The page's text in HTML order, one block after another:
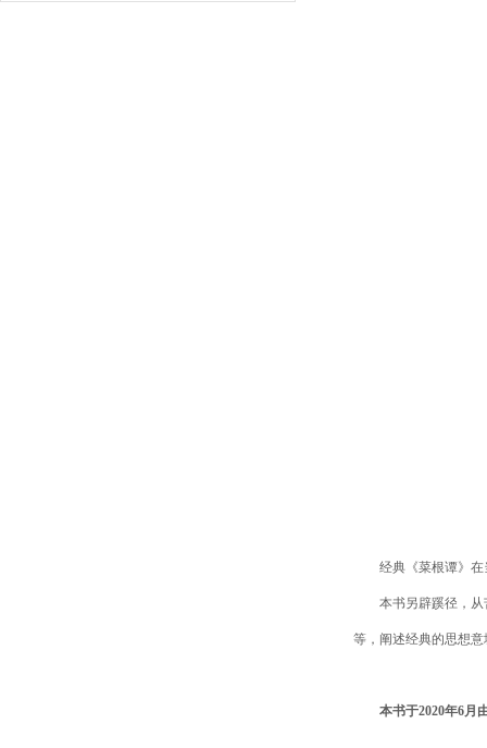
经典《菜根谭》
本书另辟蹊径，
等，阐述经典的思想
本书于2020年6月